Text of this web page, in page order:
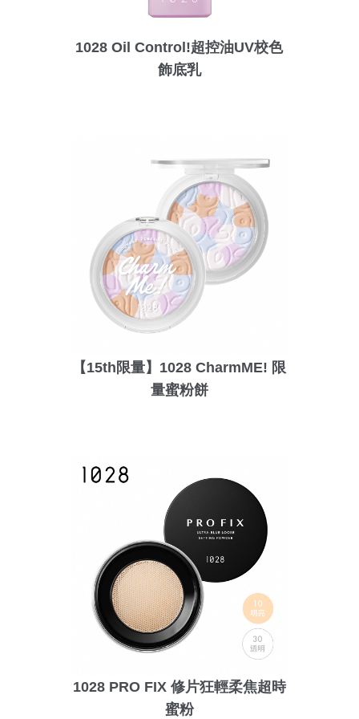
1028 Oil Control!超控油UV校色
飾底乳
【15th限量】1028 CharmME! 限
量蜜粉餅
1028 PRO FIX 修片狂輕柔焦超時
蜜粉